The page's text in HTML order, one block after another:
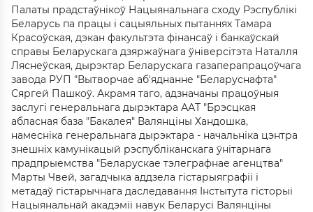
Палаты прадстаўнікоў Нацыянальнага сходу Рэспублікі
Беларусь па працы і сацыяльных пытаннях Тамара
Красоўская, дэкан факультэта фінансаў і банкаўскай
справы Беларускага дзяржаўнага ўніверсітэта Наталля
Ляснеўская, дырэктар Беларускага газаперапрацоўчага
завода РУП "Вытворчае аб'яднанне "Беларуснафта"
Сяргей Пашкоў. Акрамя таго, адзначаны працоўныя
заслугі генеральнага дырэктара ААТ "Брэсцкая
абласная база "Бакалея" Валянціны Хандошка,
намесніка генеральнага дырэктара - начальніка цэнтра
знешніх камунікацый рэспубліканскага ўнітарнага
прадпрыемства "Беларускае тэлеграфнае агенцтва"
Марты Чвей, загадчыка аддзела гістарыяграфіі і
метадаў гістарычнага даследавання Інстытута гісторыі
Нацыянальнай акадэміі навук Беларусі Валянціны